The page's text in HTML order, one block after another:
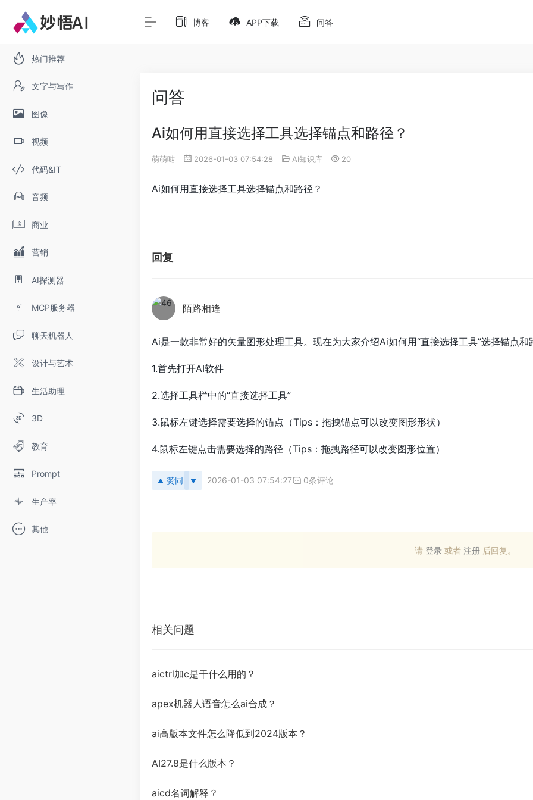
热门推荐
文字与写作
图像
视频
代码&IT
音频
商业
营销
AI探测器
MCP服务器
聊天机器人
设计与艺术
生活助理
3D
教育
Prompt
生产率
其他
博客 APP下载 问答
问答
Ai如何用直接选择工具选择锚点和路径？
萌萌哒 2026-01-03 07:54:28 AI知识库 20
Ai如何用直接选择工具选择锚点和路径？
回复
陌路相逢
Ai是一款非常好的矢量图形处理工具。现在为大家介绍Ai如何用“直接选择工具”选择锚点和
1.首先打开AI软件
2.选择工具栏中的“直接选择工具”
3.鼠标左键选择需要选择的锚点（Tips：拖拽锚点可以改变图形形状）
4.鼠标左键点击需要选择的路径（Tips：拖拽路径可以改变图形位置）
赞同 2026-01-03 07:54:27 0条评论
请 登录 或者 注册 后回复。
相关问题
aictrl加c是干什么用的？
apex机器人语音怎么ai合成？
ai高版本文件怎么降低到2024版本？
AI27.8是什么版本？
aicd名词解释？